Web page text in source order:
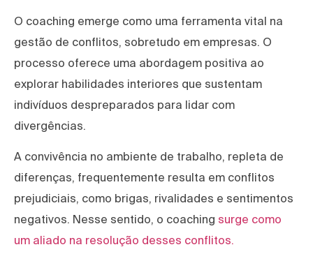
O coaching emerge como uma ferramenta vital na
gestão de conflitos, sobretudo em empresas. O
processo oferece uma abordagem positiva ao
explorar habilidades interiores que sustentam
indivíduos despreparados para lidar com
divergências.
A convivência no ambiente de trabalho, repleta de
diferenças, frequentemente resulta em conflitos
prejudiciais, como brigas, rivalidades e sentimentos
negativos. Nesse sentido, o coaching surge como
um aliado na resolução desses conflitos.